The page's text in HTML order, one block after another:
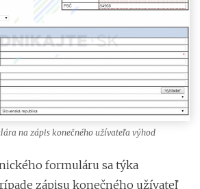
na zápis konečného užívateľa výhod
formuláru sa týka
zápisu konečného užívateľ